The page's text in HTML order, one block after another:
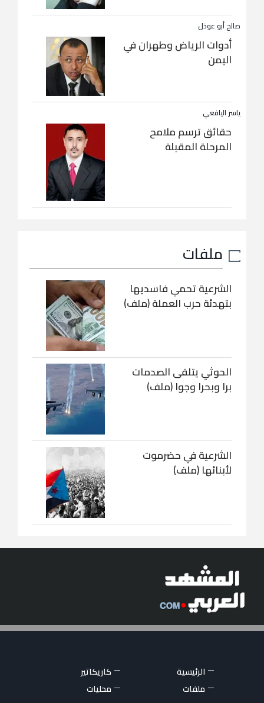
صالح أبو عوذل
أدوات الرياض وطهران في
اليمن
ياسر اليافعي
حقائق ترسم ملامح
المرحلة المقبلة
ملفات
الشرعية تحمي فاسديها
بتهدئة حرب العملة (ملف)
الحوثي يتلقى الصدمات
برا وبحرا وجوا (ملف)
الشرعية في حضرموت
لأبنائها (ملف)
الرئيسية
كاريكاتير
ملفات
محليات